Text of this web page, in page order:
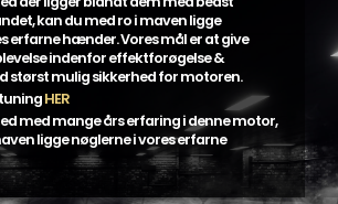
kan du med ro i maven ligge
erfarne hænder. Vores mål er at give
indenfor effektforøgelse &
størst mulig sikkerhed for motoren.
HER
med mange års erfaring i denne motor,
ligge nøglerne i vores erfarne